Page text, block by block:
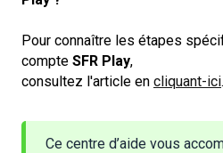
Pour connaître les étapes
compte SFR Play,
consultez l'article en cliquant-ici.
Ce centre d’aide vous